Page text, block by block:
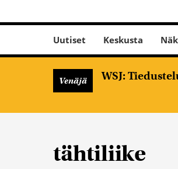
Uutiset Keskusta
Venäjä WSJ:
tähtiliike